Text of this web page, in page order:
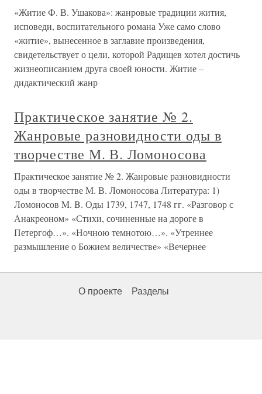
«Житие Ф. В. Ушакова»: жанровые традиции жития,
исповеди, воспитательного романа Уже само слово
«житие», вынесенное в заглавие произведения,
свидетельствует о цели, которой Радищев хотел достичь
жизнеописанием друга своей юности. Житие –
дидактический жанр
Практическое занятие № 2.
Жанровые разновидности оды в
творчестве М. В. Ломоносова
Практическое занятие № 2. Жанровые разновидности
оды в творчестве М. В. Ломоносова Литература: 1)
Ломоносов M. B. Оды 1739, 1747, 1748 гг. «Разговор с
Анакреоном» «Стихи, сочиненные на дороге в
Петергоф…». «Ночною темнотою…». «Утреннее
размышление о Божием величестве» «Вечернее
О проекте Разделы